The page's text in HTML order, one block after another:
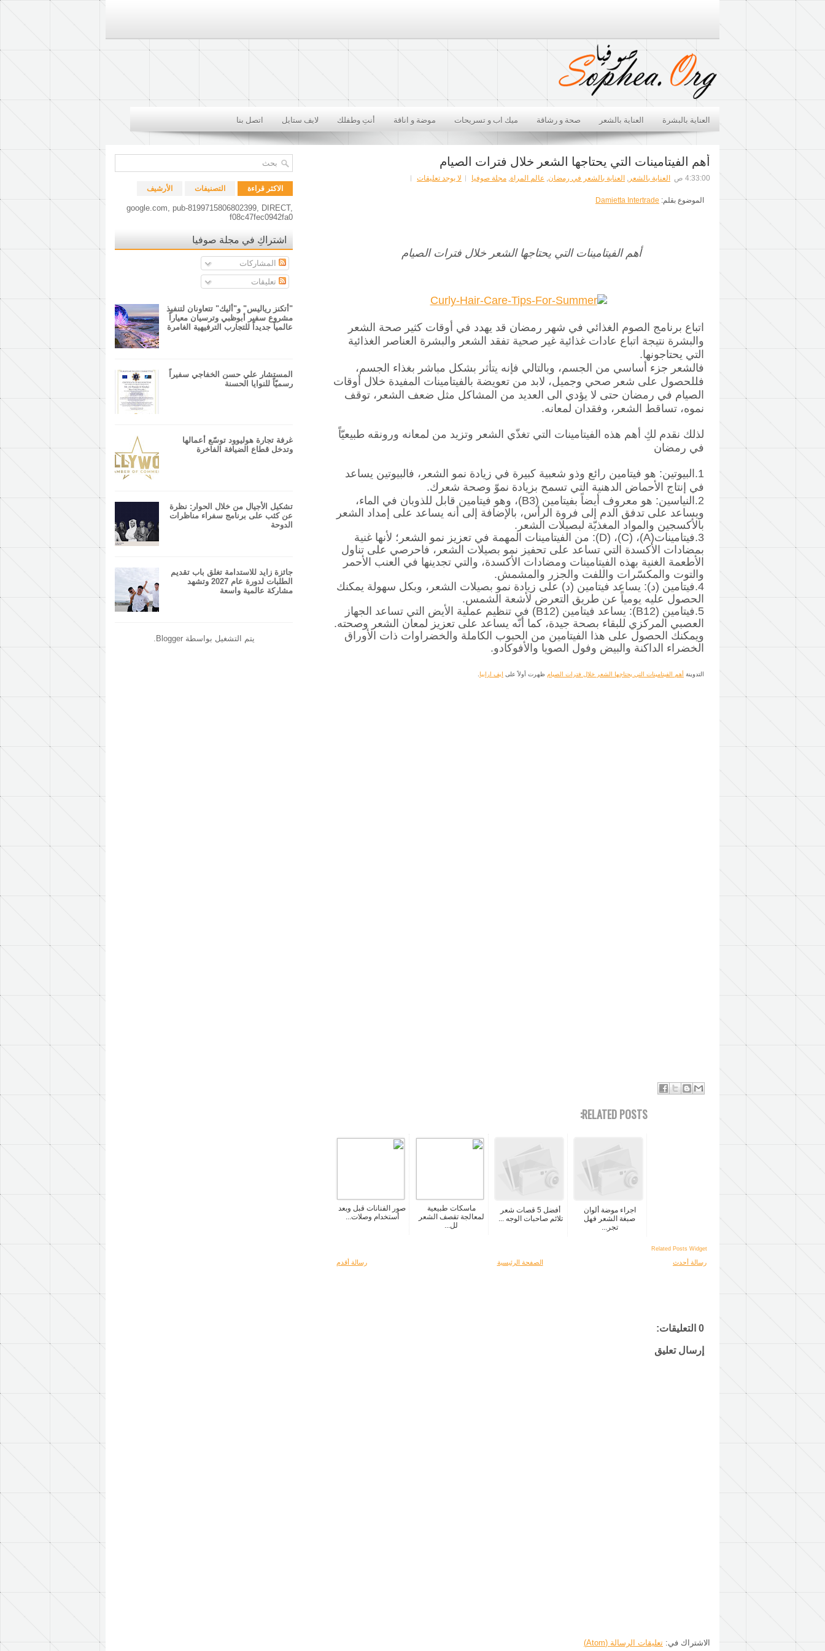
العناية بالبشرة العناية بالشعر صحة و رشاقة ميك اب و تسريحات موضة و اناقة أنتِ وطفلك لايف ستايل اتصل بنا
الاكثر قراءة التصنيفات الأرشيف
google.com, pub-8199715806802399, DIRECT,
f08c47fec0942fa0
اشتراكِ في مجلة صوفيا
المشاركات
تعليقات
"أتكنز رياليس" و"أليك" تتعاونان لتنفيذ
مشروع سفير أبوظبي وترسيان معياراً
عالمياً جديداً للتجارب الترفيهية الغامرة
المستشار علي حسن الخفاجي سفيراً
رسميّاً للنوايا الحسنة
غرفة تجارة هوليوود توسّع أعمالها
وتدخل قطاع الضيافة الفاخرة
تشكيل الأجيال من خلال الحوار: نظرة
عن كثب على برنامج سفراء مناظرات
الدوحة
جائزة زايد للاستدامة تغلق باب تقديم
الطلبات لدورة عام 2027 وتشهد
مشاركة عالمية واسعة
يتم التشغيل بواسطةBlogger
أهم الفيتامينات التي يحتاجها الشعر خلال فترات الصيام
4:33:00 ص العناية بالشعر , العناية بالشعر في رمضان, عالم المراة, مجلة صوفيا لا يوجد تعليقات
الموضوع بقلم: Damietta Intertrade
أهم الفيتامينات التي يحتاجها الشعر خلال فترات الصيام
اتباع برنامج الصوم الغذائي في شهر رمضان قد يهدد في أوقات كثير صحة الشعر
والبشرة نتيجة اتباع عادات غذائية غير صحية تفقد الشعر والبشرة العناصر الغذائية
التي يحتاجونها.
فالشعر جزء أساسي من الجسم، وبالتالي فإنه يتأثر بشكل مباشر بغذاء الجسم،
فللحصول على شعر صحي وجميل، لابد من تعويضة بالفيتامينات المفيدة خلال أوقات
الصيام في رمضان حتى لا يؤدي الى العديد من المشاكل مثل ضعف الشعر، توقف
نموه، تساقط الشعر، وفقدان لمعانه.
لذلك نقدم لكِ أهم هذه الفيتامينات التي تغذّي الشعر وتزيد من لمعانه ورونقه طبيعيّاً
في رمضان
1.البيوتين:
هو فيتامين رائع وذو شعبية كبيرة في زيادة نمو الشعر، فالبيوتين يساعد
في إنتاج الأحماض الدهنية التي تسمح بزيادة نموّ وصحة شعرك.
2.النياسين:
هو معروف أيضاً بفيتامين (B3)، وهو فيتامين قابل للذوبان في الماء،
ويساعد على تدفق الدم إلى فروة الرأس، بالإضافة إلى أنه يساعد على إمداد الشعر
بالأكسجين والمواد المغذيّة لبصيلات الشعر.
3.فيتامينات(A)، (C)، (D):
من الفيتامينات المهمة في تعزيز نمو الشعر؛ لأنها غنية
بمضادات الأكسدة التي تساعد على تحفيز نمو بصيلات الشعر، فاحرصي على تناول
الأطعمة الغنية بهذه الفيتامينات ومضادات الأكسدة، والتي تجدينها في العنب الأحمر
والتوت والمكسّرات واللفت والجزر والمشمش.
4.فيتامين (د):
يساعد فيتامين (د) على زيادة نمو بصيلات الشعر، وبكل سهولة يمكنك
الحصول عليه يومياً عن طريق التعرض لأشعة الشمس.
5.فيتامين (B12)
: يساعد فيتامين (B12) في تنظيم عملية الأيض التي تساعد الجهاز
العصبي المركزي للبقاء بصحة جيدة، كما أنّه يساعد على تعزيز لمعان الشعر وصحته.
ويمكنك الحصول على هذا الفيتامين من الحبوب الكاملة والخضراوات ذات الأوراق
الخضراء الداكنة والبيض وفول الصويا والأفوكادو.
التدوينة أهم الفيتامينات التي يحتاجها الشعر خلال فترات الصيام ظهرت أولاً على ايف ارابيا
RELATED POSTS:
صور الفنانات قبل وبعد
أستخدام وصلات...
ماسكات طبيعية
لمعالجة تقصف الشعر
لل...
أفضل 5 قصات شعر
تلائم صاحبات الوجه ...
اجراء موضة ألوان
صبغة الشعر فهل
تجر...
Related Posts Widget
رسالة أحدث رسالة أقدم الصفحة الرئيسية
0 التعليقات:
إرسال تعليق
الاشتراك في: تعليقات الرسالة (Atom)